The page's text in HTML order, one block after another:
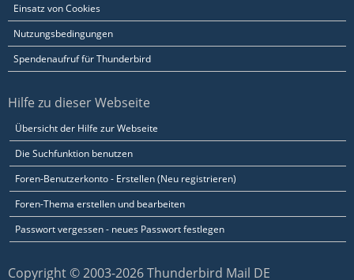
Einsatz von Cookies
Nutzungsbedingungen
Spendenaufruf für Thunderbird
Hilfe zu dieser Webseite
Übersicht der Hilfe zur Webseite
Die Suchfunktion benutzen
Foren-Benutzerkonto - Erstellen (Neu registrieren)
Foren-Thema erstellen und bearbeiten
Passwort vergessen - neues Passwort festlegen
Copyright © 2003-2026 Thunderbird Mail DE